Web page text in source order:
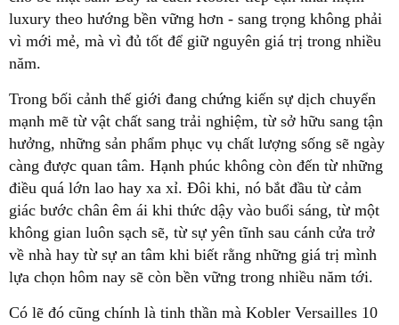
luxury theo hướng bền vững hơn - sang trọng không phải
vì mới mẻ, mà vì đủ tốt để giữ nguyên giá trị trong nhiều
năm.
Trong bối cảnh thế giới đang chứng kiến sự dịch chuyển
mạnh mẽ từ vật chất sang trải nghiệm, từ sở hữu sang tận
hưởng, những sản phẩm phục vụ chất lượng sống sẽ ngày
càng được quan tâm. Hạnh phúc không còn đến từ những
điều quá lớn lao hay xa xỉ. Đôi khi, nó bắt đầu từ cảm
giác bước chân êm ái khi thức dậy vào buổi sáng, từ một
không gian luôn sạch sẽ, từ sự yên tĩnh sau cánh cửa trở
về nhà hay từ sự an tâm khi biết rằng những giá trị mình
lựa chọn hôm nay sẽ còn bền vững trong nhiều năm tới.
Có lẽ đó cũng chính là tinh thần mà Kobler Versailles 10